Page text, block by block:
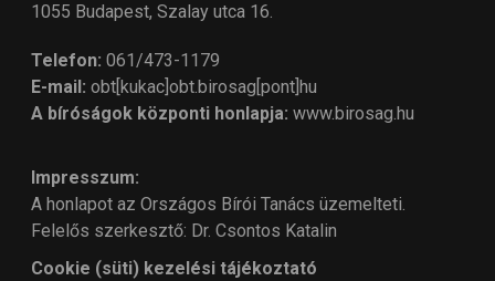
1055 Budapest, Szalay utca 16.
Telefon: 061/473-1179
E-mail: obt[kukac]obt.birosag[pont]hu
A bíróságok központi honlapja: www.birosag.hu
Impresszum:
A honlapot az Országos Bírói Tanács üzemelteti.
Felelős szerkesztő: Dr. Csontos Katalin
Cookie (süti) kezelési tájékoztató